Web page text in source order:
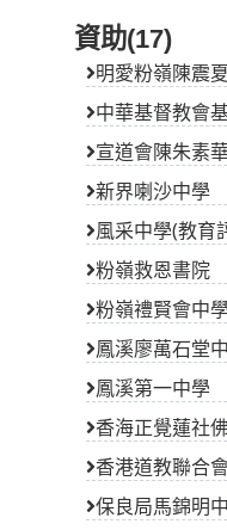
資助(17)
明愛粉嶺陳震
中華基督教會
宣道會陳朱素
新界喇沙中學
風采中學(教育
粉嶺救恩書院
粉嶺禮賢會中
鳳溪廖萬石堂
鳳溪第一中學
香海正覺蓮社
香港道教聯合
保良局馬錦明